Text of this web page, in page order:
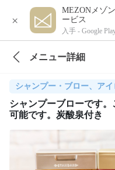
×
MEZONメゾ
ービス
入手 - Google
メニュー詳細
シャンプー・ブロー、アイ
シャンプーブローです
可能です。炭酸泉付き